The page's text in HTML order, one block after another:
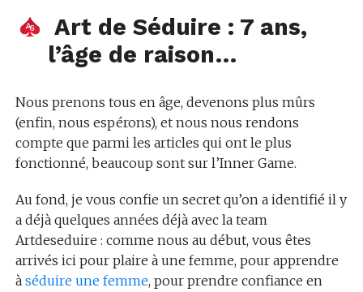
Art de Séduire : 7 ans,
l’âge de raison…
Nous prenons tous en âge, devenons plus mûrs
(enfin, nous espérons), et nous nous rendons
compte que parmi les articles qui ont le plus
fonctionné, beaucoup sont sur l’Inner Game.
Au fond, je vous confie un secret qu’on a identifié il y
a déjà quelques années déjà avec la team
Artdeseduire : comme nous au début, vous êtes
arrivés ici pour plaire à une femme, pour apprendre
à séduire une femme, pour prendre confiance en